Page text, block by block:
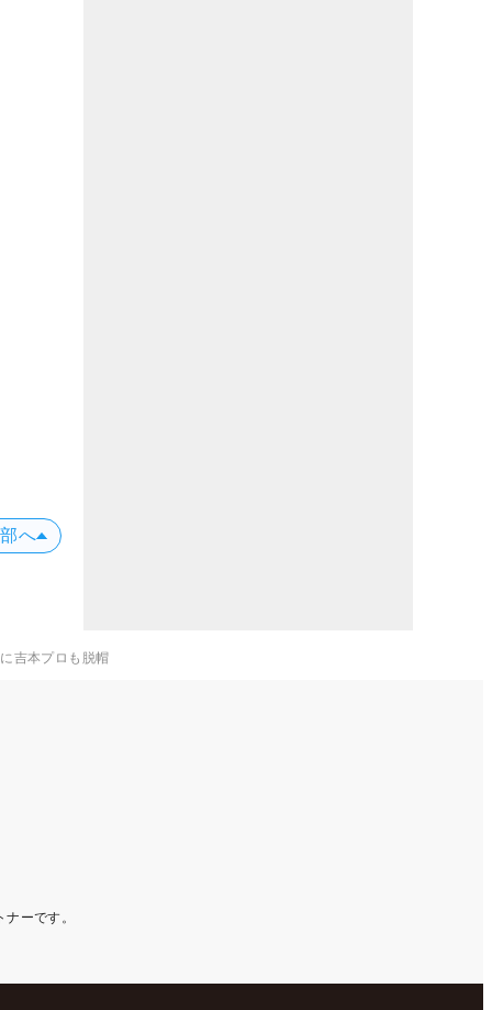
へ
吉本プロも脱帽
ーです。